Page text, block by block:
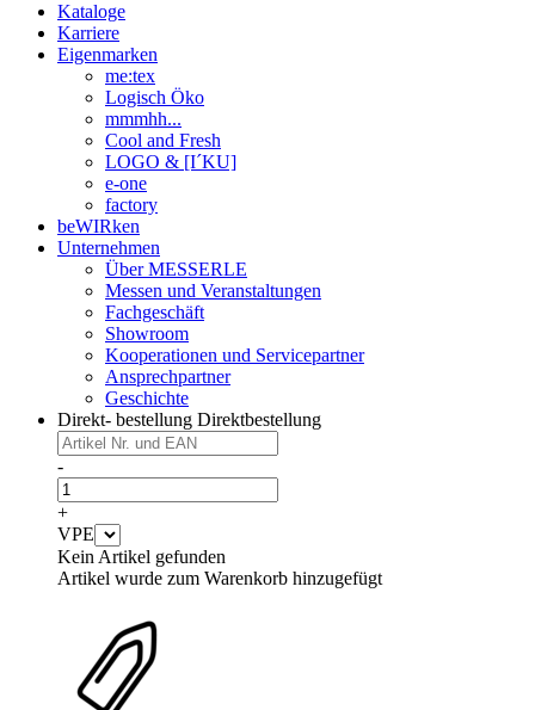
Kataloge
Karriere
Eigenmarken
me:tex
Logisch Öko
mmmhh...
Cool and Fresh
LOGO & [I´KU]
e-one
factory
beWIRken
Unternehmen
Über MESSERLE
Messen und Veranstaltungen
Fachgeschäft
Showroom
Kooperationen und Servicepartner
Ansprechpartner
Geschichte
Direkt- bestellung Direktbestellung
-
+
VPE
Kein Artikel gefunden
Artikel wurde zum Warenkorb hinzugefügt